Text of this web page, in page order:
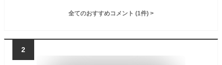
全てのおすすめコメント (1件) >
2